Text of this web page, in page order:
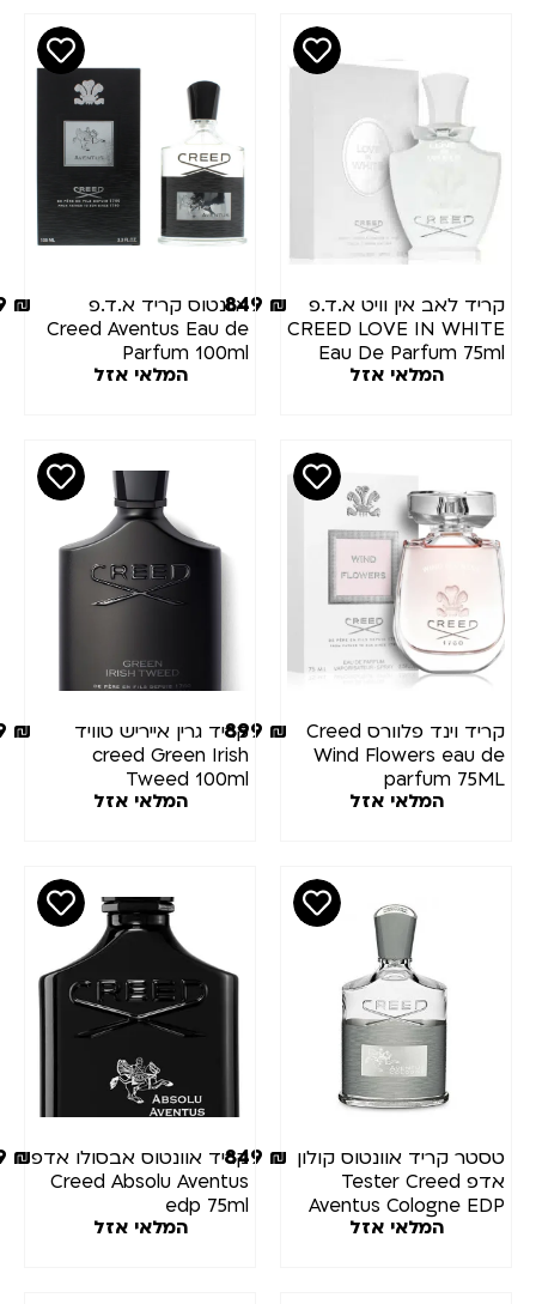
לאב אין וויט א.ד.פ
CREED LOVE IN
Eau De Parfum
849₪
המלאי אזל
אוונטוס קריד א.ד.פ
Creed Aventus Eau de
Parfum 100ml
999
המלאי אזל
קריד וינד פלוורס Creed
Wind Flowers eau
parfum
899₪
המלאי אזל
קריד גרין אייריש טוויד
creed Green Irish
Tweed 100ml
899 ₪
המלאי אזל
קריד אוונטוס קולון
אדפ Tester Creed
Aventus Cologne
849₪
המלאי אזל
קריד אוונטוס אבסולו אדפ
Creed Absolu Aventus
edp 75ml
1,399₪
המלאי אזל